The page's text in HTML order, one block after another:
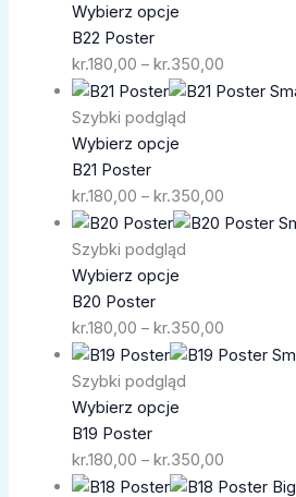
Wybierz opcje
B22 Poster
kr.180,00 – kr.350,00
kr.350,00
Szybki podgląd
Wybierz opcje
B21 Poster
kr.180,00 – kr.350,00
Zakres
kr.350,00
Szybki podgląd
Wybierz opcje
B20 Poster
kr.180,00 – kr.350,00
Zakres
kr.350,00
Szybki podgląd
Wybierz opcje
B19 Poster
kr.180,00 – kr.350,00
Zakres
kr.350,00
Zakres